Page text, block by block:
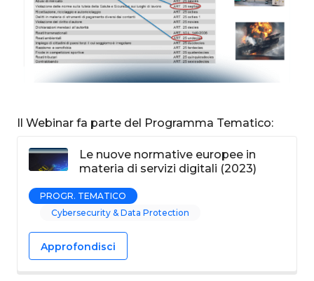
Il Webinar fa parte del Programma Tematico:
Le nuove normative europee in
materia di servizi digitali (2023)
PROGR. TEMATICO
Cybersecurity & Data Protection
Approfondisci